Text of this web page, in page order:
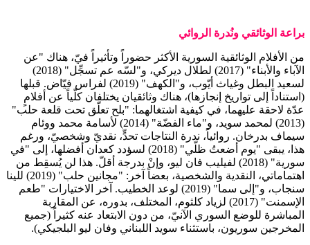
براعة الوثائقي ونُدرة الروائي
من الأفلام الوثائقية السورية الأكثر حضوراً وتأثيراً فيّ، هناك "عن
الآباء والأبناء" (2017) لطلال ديركي، و"لسّه عم تسجِّل" (2018)
لسعيد البطل وغياث أيّوب، و"الكهف" (2019) لفراس فيّاض. قبلها
(استناداً إلى تواريخ إنجازها)، هناك وثائقيان يختلفان كلّياً عن أفلامٍ
عدّة لاحقة عليهما، في كيفية اشتغالهما: "بلح تعلّق تحت قلعة حلب"
(2013) لمحمد سويد، و"ماء الفضّة" (2014) لأسامة محمد ووئام
سيماف بدرخان. روائياً، ندرة النتاجات تحدٍّ، نقديّ وشخصيّ، ورغم
هذا، يبقى "يوم أضعتُ ظلّي" (2018) لسؤدد كعدان أفضلها، إلى "في
سورية" (2018) لفيليب فان ليو، وإنْ بدرجة أقلّ. هذا لن يُسقِط من
اهتماماتي، النقدية والشخصية، بعضاً آخر: "مجانين حلب" (2019) للينا
سنجاب، و"إلى سما" (2019) لوعد الخطيب. آخر الاختيارات "طعم
الإسمنت" (2017) لزياد كلثوم، المختلف، بدوره، عن المقاربة
المباشرة للوضع السوري الآنيّ، من دون الابتعاد عنه كثيراً (جميع
المخرجين سوريون، باستثناء سويد اللبناني وفان ليو البلجيكي).